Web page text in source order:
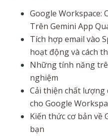
Google Workspace:
Trên Gemini App
Tích hợp email vào
hoạt động và cách
Những tính năng
nghiệm
Cải thiện chất lượng
cho Google
Kiến thức cơ bản về
bạn